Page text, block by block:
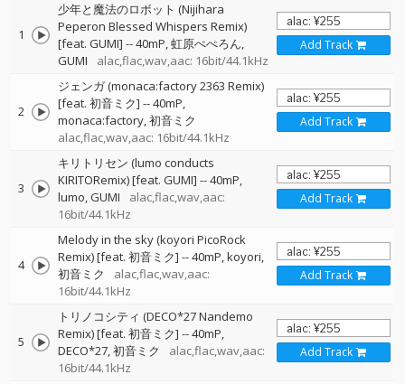
1
少年と魔法のロボット (Nijihara
Peperon Blessed Whispers Remix)
[feat. GUMI] --40mP 虹原ぺぺろん
GUMI
alac,flac,wav,aac: 16bit/44.1kHz
Add Track
2
ジェンガ (monaca:factory 2363 Remix)
[feat. 初音ミク] --40mP
monaca:factory 初音ミク
alac,flac,wav,aac: 16bit/44.1kHz
Add Track
3
キリトリセン (lumo conducts
KIRITORemix) [feat. GUMI] --40mP
lumo GUMI
alac,flac,wav,aac:
16bit/44.1kHz
Add Track
4
Melody in the sky (koyori PicoRock
Remix) [feat. 初音ミク] --40mP koyori
初音ミク
alac,flac,wav,aac:
16bit/44.1kHz
Add Track
5
トリノコシティ (DECO*27 Nandemo
Remix) [feat. 初音ミク] --40mP
DECO*27 初音ミク
alac,flac,wav,aac:
16bit/44.1kHz
Add Track